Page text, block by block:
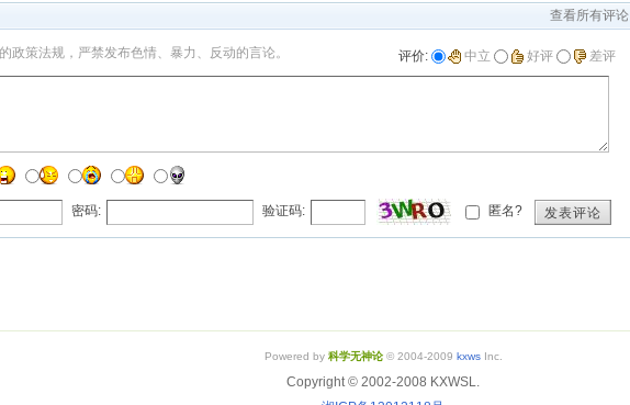
查看所有评论
政策法规，严禁发布色情、暴力、反动的言论。 评价: 中立 好评 差评
密码: 验证码: 匿名? 发表评论
Powered by 科学无神论© 2004-2009 kxwsInc.
Copyright © 2002-2008 KXWSL.